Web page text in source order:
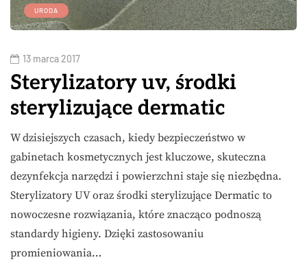
URODA
13 marca 2017
Sterylizatory uv, środki
sterylizujące dermatic
W dzisiejszych czasach, kiedy bezpieczeństwo w
gabinetach kosmetycznych jest kluczowe, skuteczna
dezynfekcja narzędzi i powierzchni staje się niezbędna.
Sterylizatory UV oraz środki sterylizujące Dermatic to
nowoczesne rozwiązania, które znacząco podnoszą
standardy higieny. Dzięki zastosowaniu
promieniowania…